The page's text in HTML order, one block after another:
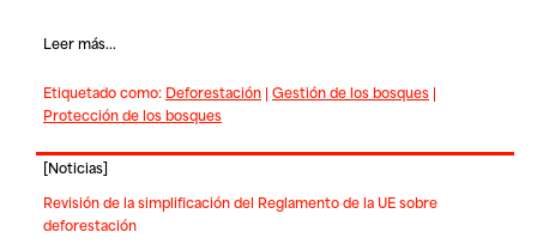
Leer más...
Etiquetado como: Deforestación| Gestión de los bosques|
Protección de los bosques
[Noticias]
Revisión de la simplificación del Reglamento de la UE sobre
deforestación